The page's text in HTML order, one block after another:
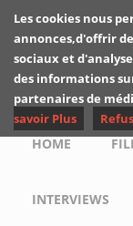
Skip to main content
Main
HOME
INTERVIEWS
Les cookies nous
annonces,d'offrir
sociaux et
des informations
partenaires de
savoir Plus